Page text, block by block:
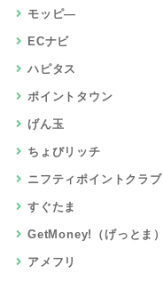
モッピ―
ECナビ
ハピタス
ポイントタウン
げん玉
ちょびリッチ
ニフティポイントクラブ
すぐたま
GetMoney!（げっとま）
アメフリ